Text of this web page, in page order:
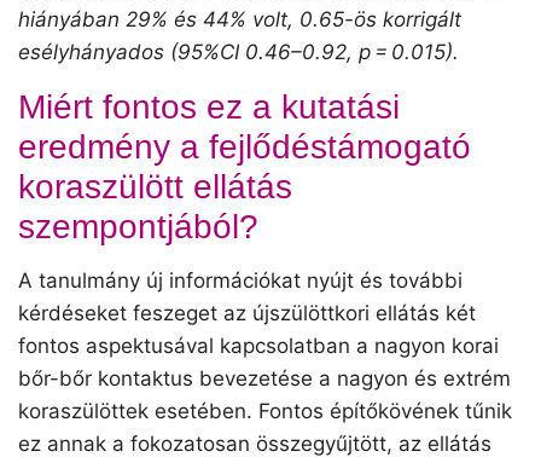
hiányában 29% és 44% volt, 0.65-ös korrigált
esélyhányados (95%CI 0.46–0.92, p = 0.015).
Miért fontos ez a kutatási
eredmény a fejlődéstámogató
koraszülött ellátás
szempontjából?
A tanulmány új információkat nyújt és további
kérdéseket feszeget az újszülöttkori ellátás két
fontos aspektusával kapcsolatban a nagyon korai
bőr-bőr kontaktus bevezetése a nagyon és extrém
koraszülöttek esetében. Fontos építőkövének tűnik
ez annak a fokozatosan összegyűjtött, az ellátás